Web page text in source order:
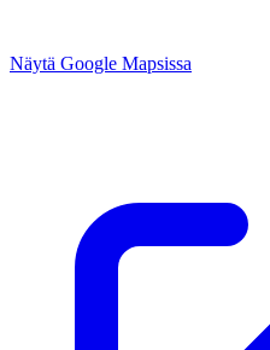
Näytä Google Mapsissa